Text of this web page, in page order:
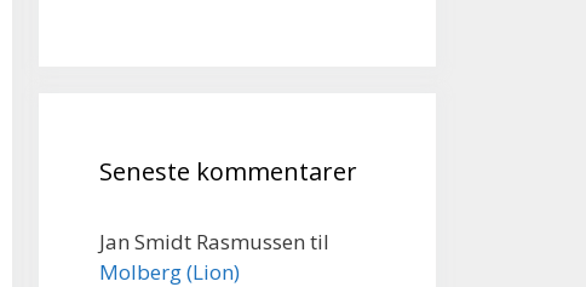
Seneste kommentarer
Jan Smidt Rasmussen til
Molberg (Lion)